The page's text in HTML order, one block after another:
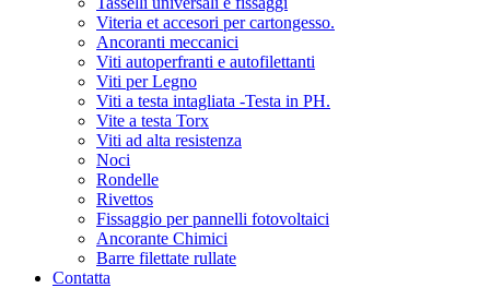
Viteria et accesori per cartongesso.
Ancoranti meccanici
Viti autoperfranti e autofilettanti
Viti per Legno
Viti a testa intagliata -Testa in PH.
Vite a testa Torx
Viti ad alta resistenza
Noci
Rondelle
Rivettos
Fissaggio per pannelli fotovoltaici
Ancorante Chimici
Barre filettate rullate
Contatta